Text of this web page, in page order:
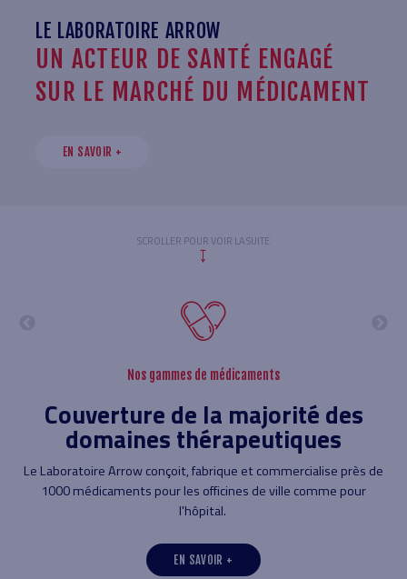
LE LABORATOIRE ARROW
UN ACTEUR DE SANTÉ ENGAGÉ
SUR LE MARCHÉ DU MÉDICAMENT
EN SAVOIR +
SCROLLER POUR VOIR LA SUITE
Nos gammes de médicaments
Couverture de la majorité des
domaines thérapeutiques
Le Laboratoire Arrow conçoit, fabrique et commercialise près de
1000 médicaments pour les officines de ville comme pour
l'hôpital.
EN SAVOIR +